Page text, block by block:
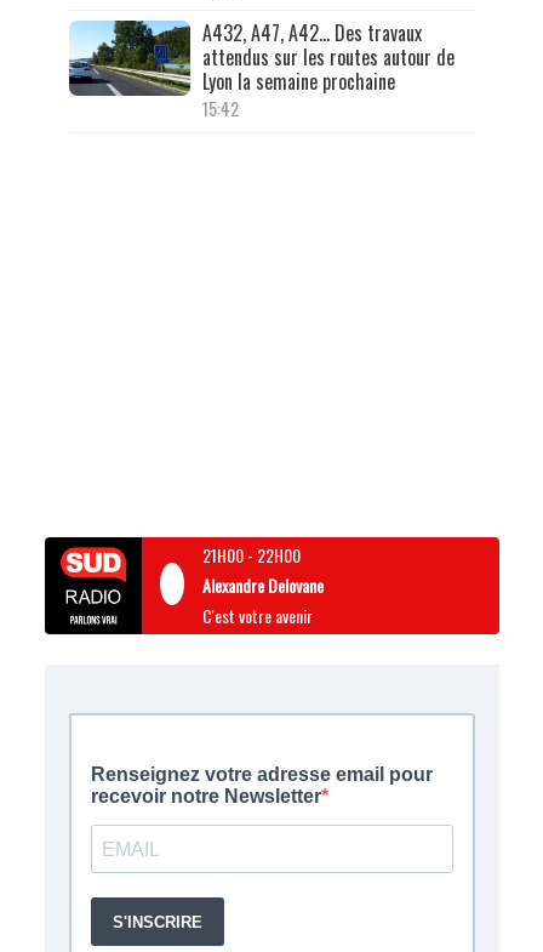
A432, A47, A42… Des travaux
attendus sur les routes autour de
Lyon la semaine prochaine
15:42
21H00- 22H00
Alexandre Delovane
C'est votre avenir